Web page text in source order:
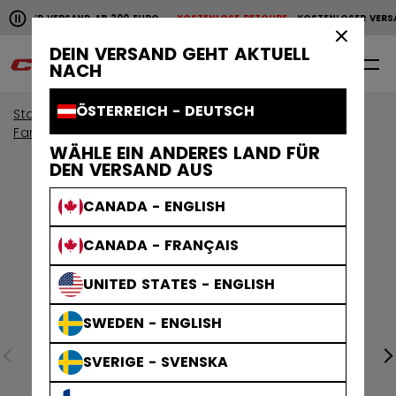
DEIN VERSAND GEHT AKTUELL
NACH
ÖSTERREICH - DEUTSCH
WÄHLE EIN ANDERES LAND FÜR
DEN VERSAND AUS
CANADA - ENGLISH
CANADA - FRANÇAIS
UNITED STATES - ENGLISH
SWEDEN - ENGLISH
SVERIGE - SVENSKA
Horizontale Bildlaufanimation anhalten.
VERSAND AB 200 EUROKOSTENLOSE RETOURE KOSTENLOSER
KOSTENLOSER VERSAND AB 200 EURO KOSTENLOSE
0
Start Torwart
Torwartausrüstung
Fanghand & Stockhand